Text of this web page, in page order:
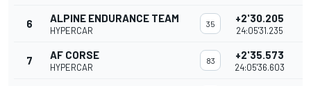
6 ALPINE ENDURANCE TEAM
HYPERCAR
35 +2'30.205
24:05'31.235
7 AF CORSE
HYPERCAR
83 +2'35.573
24:05'36.603